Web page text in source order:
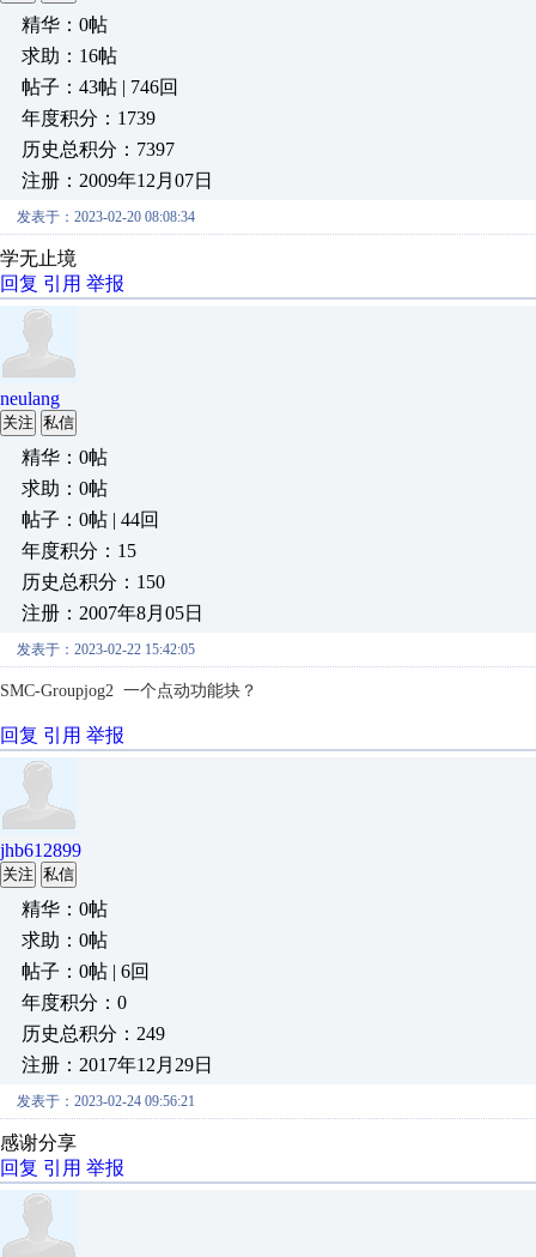
精华：0帖
求助：16帖
帖子：43帖 | 746回
年度积分：1739
历史总积分：7397
注册：2009年12月07日
发表于：2023-02-20 08:08:34
学无止境
回复 引用 举报
neulang
关注 私信
精华：0帖
求助：0帖
帖子：0帖 | 44回
年度积分：15
历史总积分：150
注册：2007年8月05日
发表于：2023-02-22 15:42:05
SMC-Groupjog2 一个点动功能块？
回复 引用 举报
jhb612899
关注 私信
精华：0帖
求助：0帖
帖子：0帖 | 6回
年度积分：0
历史总积分：249
注册：2017年12月29日
发表于：2023-02-24 09:56:21
感谢分享
回复 引用 举报